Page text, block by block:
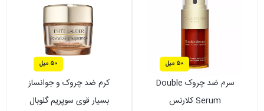
50 میل
سرم ضد چروک Double
Serum کلارنس
50 میل
کرم ضد چروک و جوانساز
بسیار قوی سوپریم گلوبال